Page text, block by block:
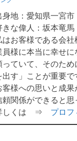
身地：愛知県一宮市
きな偉人：坂本竜馬
はお客様である会
員様に本当に幸せに
っていて、そのた
出す」ことが重要
客様への思いと成
頼関係ができると思
しくは ⇒ プロフ